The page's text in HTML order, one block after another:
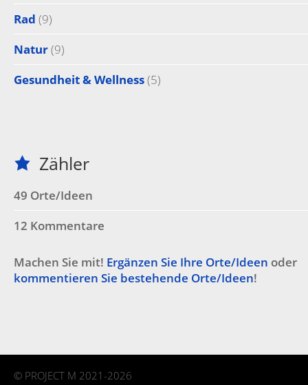
Rad (9)
Natur(9)
Gesundheit & Wellness(5)
Zähler
49 Orte/Ideen
12 Kommentare
Machen Sie mit! Ergänzen Sie Ihre Orte/Ideen oder
kommentieren Sie bestehende Orte/Ideen!
© PROJECT M 2021-2026